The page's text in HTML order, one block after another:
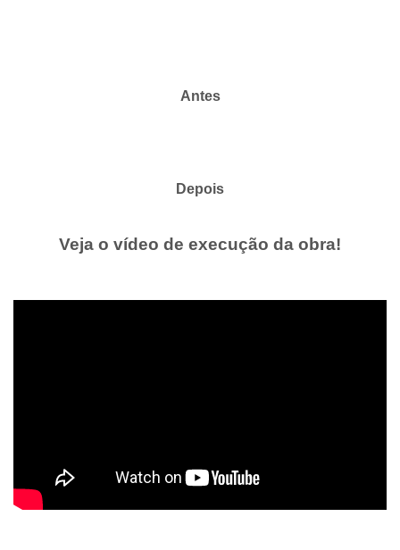
Antes
Depois
Veja o vídeo de execução da obra!